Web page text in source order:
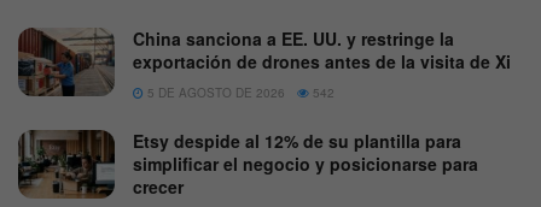
China sanciona a EE. UU. y restringe la
exportación de drones antes de la visita de Xi
5 DE AGOSTO DE 2026 542
Etsy despide al 12% de su plantilla para
simplificar el negocio y posicionarse para
crecer